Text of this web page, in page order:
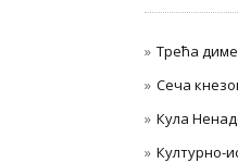
Трећа
Сеча
Кула
Културно-